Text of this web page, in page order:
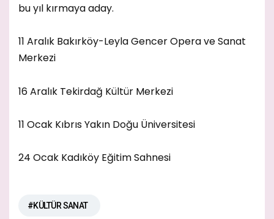
bu yıl kırmaya aday.
11 Aralık Bakırköy-Leyla Gencer Opera ve Sanat
Merkezi
16 Aralık Tekirdağ Kültür Merkezi
11 Ocak Kıbrıs Yakın Doğu Üniversitesi
24 Ocak Kadıköy Eğitim Sahnesi
#KÜLTÜR SANAT